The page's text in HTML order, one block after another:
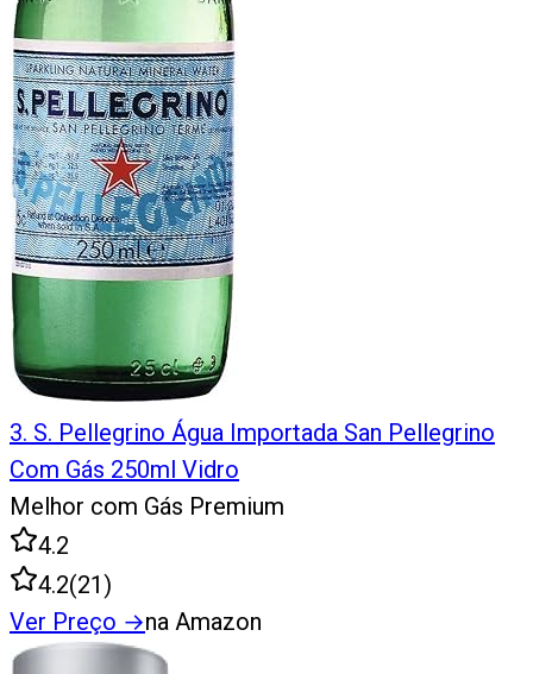
3. S. Pellegrino Água Importada San Pellegrino
Com Gás 250ml Vidro
Melhor com Gás Premium
4.2
4.2(21)
Ver Preço →na Amazon